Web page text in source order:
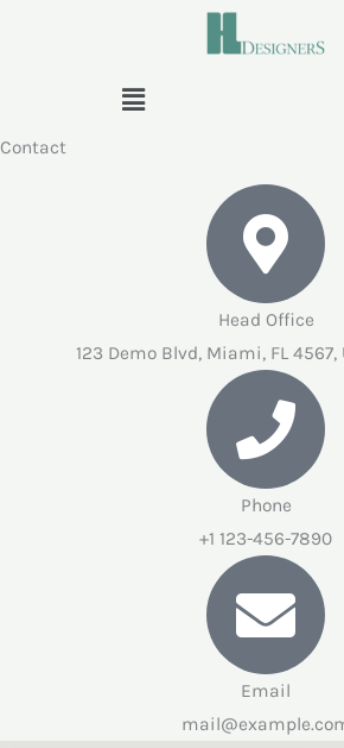
Menu
Contact
Head Office
123 Demo Blvd, Miami, FL
Phone
+1 123-456-7890
Email